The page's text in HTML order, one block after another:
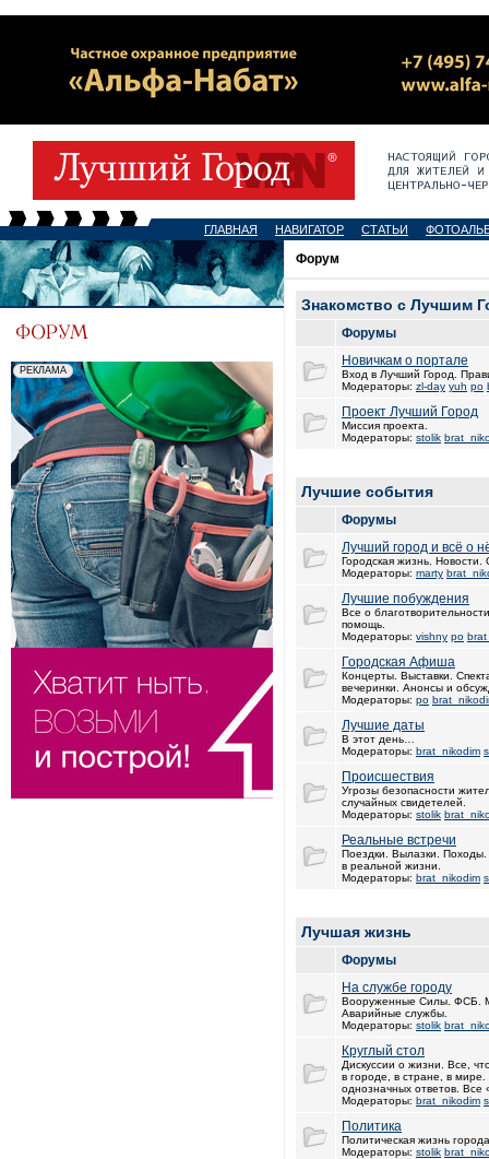
ГЛАВНАЯ НАВИГАТОР СТАТЬИ
Форум
Знакомство с Лучшим
Форумы
Новичкам о портале
Вход в Лучший Город.
Модераторы: zl-day yuh po
Проект Лучший Город
Миссия проекта.
Модераторы: stolik
Лучшие события
Форумы
Лучший город и всё о
Городская жизнь.
Модераторы: marty
Лучшие побуждения
Все о
помощь.
Модераторы: vishny po
Городская Афиша
Концерты. Выставки.
вечеринки. Анонсы и
Модераторы: po
Лучшие даты
В этот день…
Модераторы: brat_nikodim
Происшествия
Угрозы безопасности
случайных свидетелей.
Модераторы: stolik
Реальные встречи
Поездки. Вылазки.
в реальной жизни.
Модераторы: brat_nikodim
Лучшая жизнь
Форумы
На службе городу
Вооруженные Силы. ФСБ.
Аварийные службы.
Модераторы: stolik
Круглый стол
Дискуссии о жизни. Все,
в городе, в стране, в
однозначных ответов. Все
Модераторы: brat_nikodim
Политика
Политическая жизнь
Модераторы: stolik